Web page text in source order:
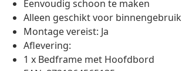
Eenvoudig schoon te maken
Alleen geschikt voor binnengebruik
Montage vereist: Ja
Aflevering:
1 x Bedframe met Hoofdbord